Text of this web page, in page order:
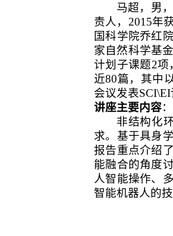
马超，男
责人， 2015年
国科学院乔红
家自然科学基
计划子课题2项
近80篇，其中
会议发表SCI\EI
讲座主要内容：
非结构化
求。基于具身
报告重点介绍
能融合的角度
人智能操作、
智能机器人的